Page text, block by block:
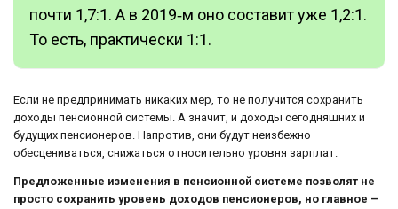
почти 1,7:1. А в 2019‑м оно составит уже 1,2:1.
То есть, практически 1:1.
Если не предпринимать никаких мер, то не получится сохранить
доходы пенсионной системы. А значит, и доходы сегодняшних и
будущих пенсионеров. Напротив, они будут неизбежно
обесцениваться, снижаться относительно уровня зарплат.
Предложенные изменения в пенсионной системе позволят не
просто сохранить уровень доходов пенсионеров, но главное –